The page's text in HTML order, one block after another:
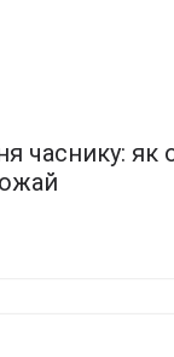
часнику: як